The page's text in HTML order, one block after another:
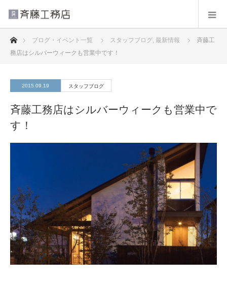
ホームブログ・イベント一覧 スタッフブログ, 最新情報
斉藤工
務店はシルバーウィークも営業中です！
2015.09.19 スタッフブログ
斉藤工務店はシルバーウィークも営業中で
す！